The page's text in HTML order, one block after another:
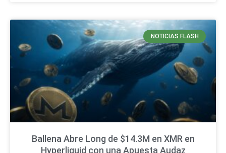
NOTICIAS FLASH
Ballena Abre Long de $14.3M en XMR en
Hyperliquid con una Apuesta Audaz